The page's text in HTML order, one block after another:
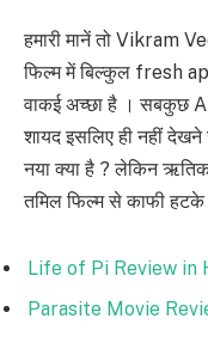
हमारी मानें तो Vikram
फिल्म में बिल्कुल fresh
वाकई अच्छा है । सबकुछ
शायद इसलिए ही नहीं
नया क्या है ? लेकिन
तमिल फिल्म से काफी
Life of Pi Review in
Parasite Movie